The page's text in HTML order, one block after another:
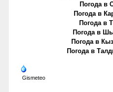
Погода в
Погода в
Погода в
Погода в
Погода в
Погода в
Gismeteo